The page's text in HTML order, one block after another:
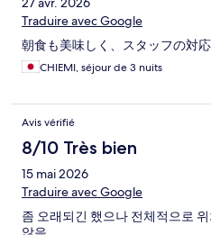
Traduire avec Google
朝食も美味しく、スタッフの対
CHIEMI, séjour de 3 nuits
Avis vérifié
8/10 Très bien
15 mai 2026
Traduire avec Google
좀 오래되긴 했으나 전체적으로